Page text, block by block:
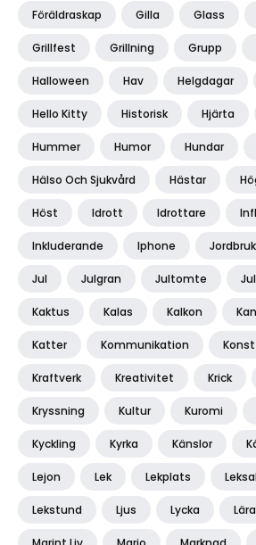
Föräldraskap Gilla Glass
Grillfest Grillning Grupp
Halloween Hav Helgdagar
Hello Kitty Historisk Hjärta
Hummer Humor Hundar
Hälso Och Sjukvård Hästar
Höst Idrott Idrottare
Inkluderande Iphone Jordbruk
Jul Julgran Jultomte
Kaktus Kalas Kalkon
Katter Kommunikation Konst
Kraftverk Kreativitet Krick
Kryssning Kultur Kuromi
Kyckling Kyrka Känslor
Lejon Lek Lekplats
Lekstund Ljus Lycka